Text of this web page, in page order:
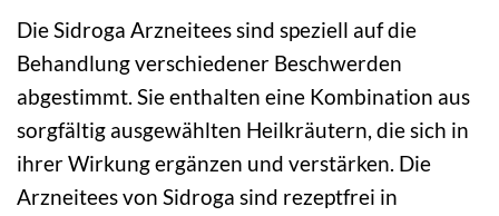
Die Sidroga Arzneitees sind speziell auf die
Behandlung verschiedener Beschwerden
abgestimmt. Sie enthalten eine Kombination aus
sorgfältig ausgewählten Heilkräutern, die sich in
ihrer Wirkung ergänzen und verstärken. Die
Arzneitees von Sidroga sind rezeptfrei in